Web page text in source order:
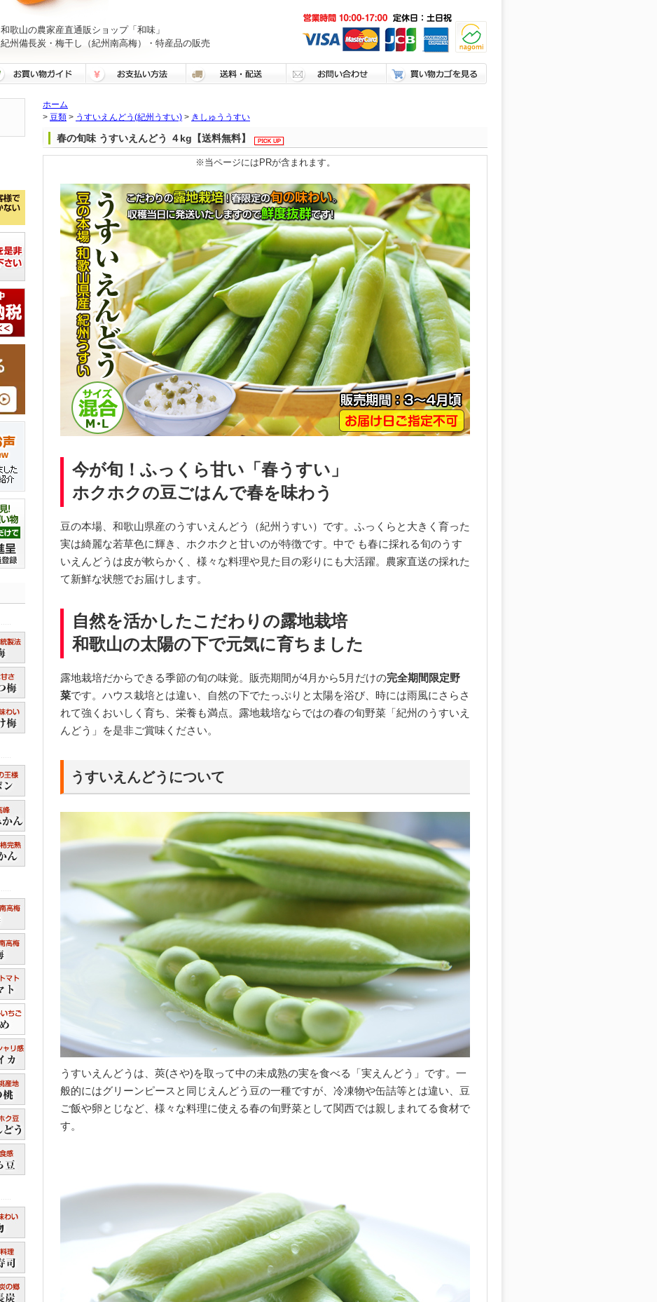
和歌山の農家産直通販ショップ「和味」
紀州備長炭・梅干し（紀州南高梅）・特産品の販売
ホーム
> 豆類 > うすいえんどう(紀州うすい) > きしゅううすい
春の旬味 うすいえんどう ４kg【送料無料】
※当ページにはPRが含まれます。
今が旬！ふっくら甘い「春うすい」
ホクホクの豆ごはんで春を味わう
豆の本場、和歌山県産のうすいえんどう（紀州うすい）です。ふっくらと大きく育った
実は綺麗な若草色に輝き、ホクホクと甘いのが特徴です。中で も春に採れる旬のうす
いえんどうは皮が軟らかく、様々な料理や見た目の彩りにも大活躍。農家直送の採れた
て新鮮な状態でお届けします。
自然を活かしたこだわりの露地栽培
和歌山の太陽の下で元気に育ちました
露地栽培だからできる季節の旬の味覚。販売期間が4月から5月だけの完全期間限定野
菜です。ハウス栽培とは違い、自然の下でたっぷりと太陽を浴び、時には雨風にさらさ
れて強くおいしく育ち、栄養も満点。露地栽培ならではの春の旬野菜「紀州のうすいえ
んどう」を是非ご賞味ください。
うすいえんどうについて
うすいえんどうは、莢(さや)を取って中の未成熟の実を食べる「実えんどう」です。一
般的にはグリーンピースと同じえんどう豆の一種ですが、冷凍物や缶詰等とは違い、豆
ご飯や卵とじなど、様々な料理に使える春の旬野菜として関西では親しまれてる食材で
す。